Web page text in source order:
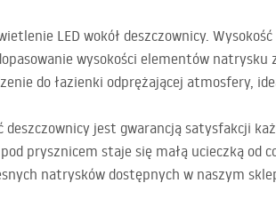
LED wokół deszczownicy.
wysokości elementów natrysku
do łazienki odprężającej atmosfery,
jest gwarancją satysfakcji
prysznicem staje się małą ucieczką od
natrysków dostępnych w naszym